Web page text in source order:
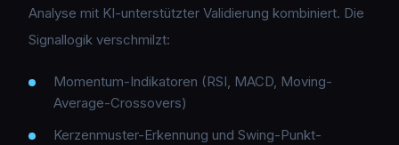
Analyse mit KI-unterstützter Validierung kombiniert. Die
Signallogik verschmilzt:
Momentum-Indikatoren (RSI, MACD, Moving-
Average-Crossovers)
Kerzenmuster-Erkennung und Swing-Punkt-